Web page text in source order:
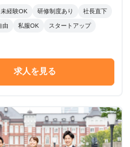
長意欲があり、挑戦する環
未経験OK 研修制度あり 社長直下
由 私服OK スタートアップ
求人を見る